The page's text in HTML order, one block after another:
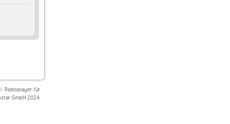
Radioplayer für
GmbH 2024